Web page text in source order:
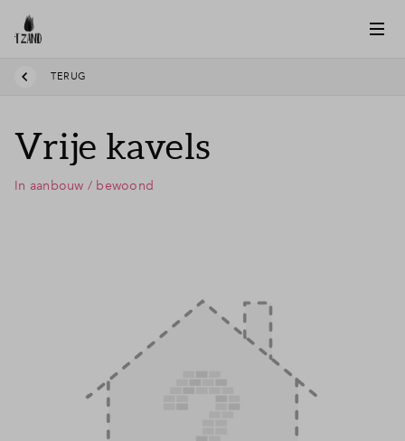
TERUG
Vrije kavels
In aanbouw / bewoond